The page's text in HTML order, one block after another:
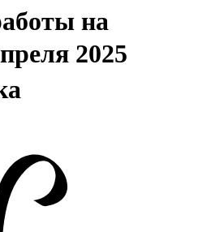
на
2025